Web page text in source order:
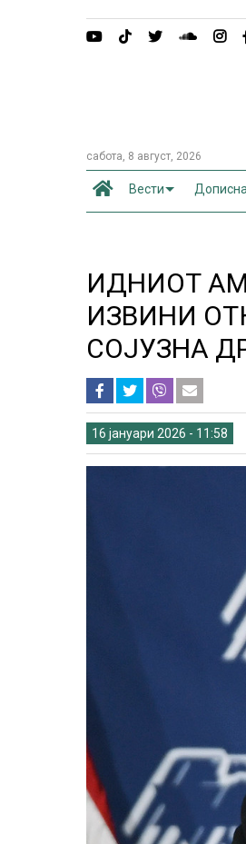
сабота, 8 август, 2026
Вести
ИДНИОТ
ИЗВИНИ
СОЈУЗНА
16 јануари 2026 - 11:58